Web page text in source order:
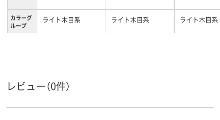
カラーグ
ループ
ライト木目系 ライト木目系 ライト木目系
レビュー（0件）